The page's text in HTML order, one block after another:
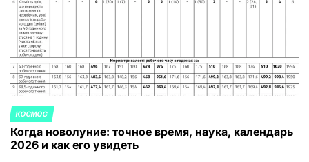
ОПУБЛИКОВАНО
В
КОСМОС
Когда новолуние: точное время, наука, календарь
2026 и как его увидеть